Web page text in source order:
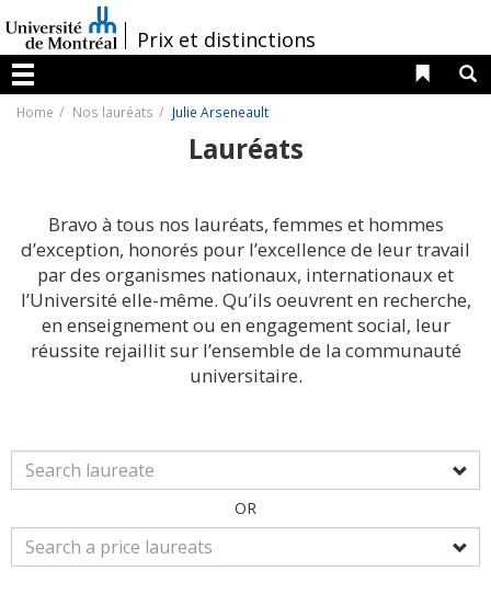
au
contenu
/Prix et distinctions
Menu
Liens
Home Nos lauréats Julie Arseneault
Lauréats
Bravo à tous nos lauréats, femmes et hommes
d’exception, honorés pour l’excellence de leur travail
par des organismes nationaux, internationaux et
l’Université elle-même. Qu’ils oeuvrent en recherche,
en enseignement ou en engagement social, leur
réussite rejaillit sur l’ensemble de la communauté
universitaire.
OR